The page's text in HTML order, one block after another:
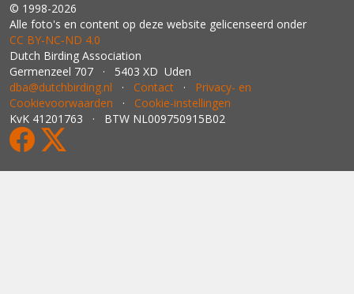
© 1998-2026
Alle foto's en content op deze website gelicenseerd onder
CC BY‑NC‑ND 4.0
Dutch Birding Association
Germenzeel 707 · 5403 XD Uden
dba@dutchbirding.nl · Contact · Privacy- en
Cookievoorwaarden · Cookie-instellingen
KvK 41201763 · BTW NL009750915B02